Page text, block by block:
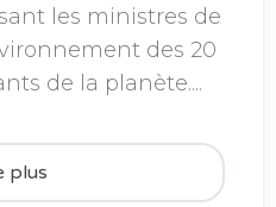
les ministres de
des 20
de la planète....
plus